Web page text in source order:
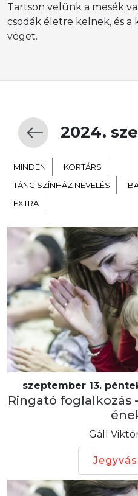
Tartson velünk a mesék
csodák életre kelnek, és a
véget.
2024.
MINDEN KORTÁRS
TÁNC SZÍNHÁZ NEVELÉS
EXTRA
szeptember 13.
Ringató foglalkozás
Gáll